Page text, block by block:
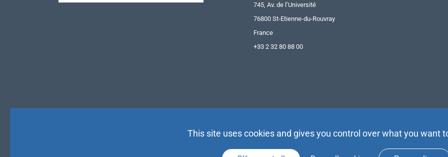
745, Av. de l’Université
76800 St-Etienne-du-Rouvray
France
+33 2 32 80 88 00
This site uses cookies and gives you control over what you want